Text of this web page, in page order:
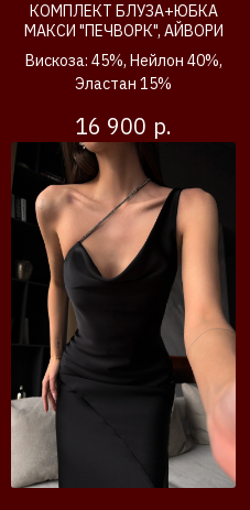
КОМПЛЕКТ БЛУЗА+ЮБКА
МАКСИ "ПЕЧВОРК", АЙВОРИ
Вискоза: 45%, Нейлон 40%,
Эластан 15%
16 900 р.